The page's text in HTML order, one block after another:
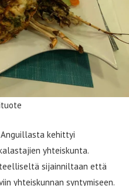
kehittyi
yhteiskunta.
sijainniltaan että
yhteiskunnan syntymiseen.